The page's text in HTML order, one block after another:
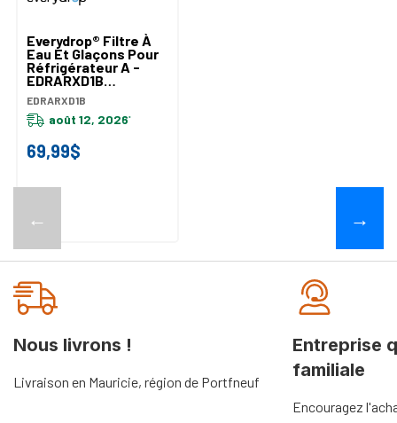
←
Everydrop® Filtre À
Eau Et Glaçons Pour
Réfrigérateur A -
EDRARXD1B
EDRARXD1B
EDRARXD1B
août 12, 2026*
69,99$
→
Nous livrons !
Livraison en Mauricie, région de Portfneuf
Entreprise
familiale
Encouragez